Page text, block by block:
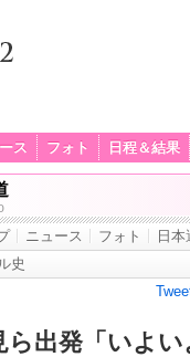
ス フォト 日程＆結果
ニュース フォト 日
史
ら出発「いよい